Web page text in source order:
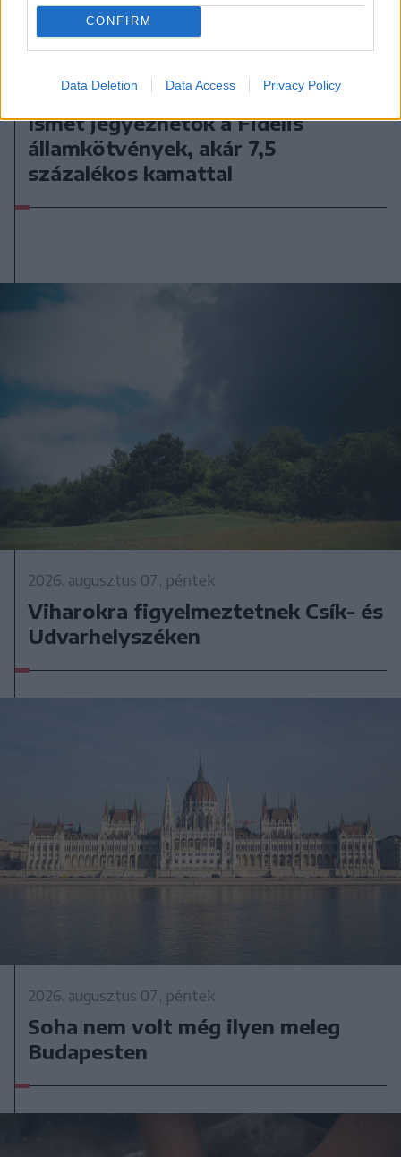
CONFIRM
Data Deletion Data Access Privacy Policy
2026. augusztus 07., péntek
Ismét jegyezhetők a Fidelis
államkötvények, akár 7,5
százalékos kamattal
2026. augusztus 07., péntek
Viharokra figyelmeztetnek Csík- és
Udvarhelyszéken
2026. augusztus 07., péntek
Soha nem volt még ilyen meleg
Budapesten